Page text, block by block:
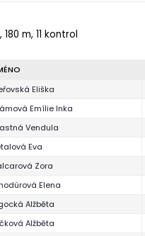
180 m, 11 kontrol
Eliška
Emílie Inka
Vendula
Eva
Zora
Elena
Alžběta
Alžběta